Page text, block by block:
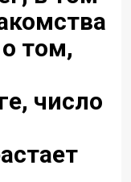
том,
число